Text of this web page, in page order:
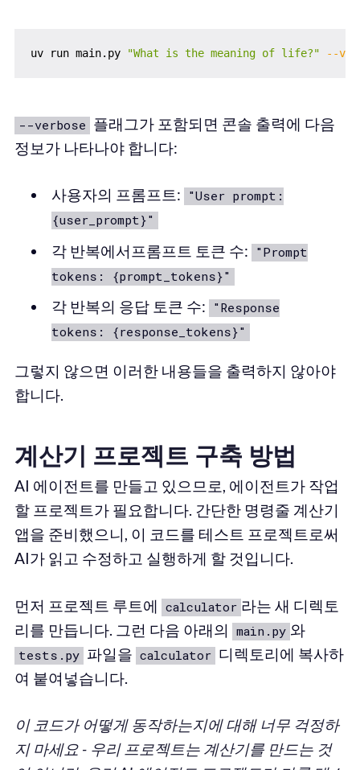
uv run main.py "What is the meaning of life?" --
--verbose 플래그가 포함되면 콘솔 출력에 다음
정보가 나타나야 합니다:
사용자의 프롬프트: "User prompt:
{user_prompt}"
각 반복에서프롬프트 토큰 수: "Prompt
tokens: {prompt_tokens}"
각 반복의 응답 토큰 수: "Response
tokens: {response_tokens}"
그렇지 않으면 이러한 내용들을 출력하지 않아야
합니다.
계산기 프로젝트 구축 방법
AI 에이전트를 만들고 있으므로, 에이전트가 작업
할 프로젝트가 필요합니다. 간단한 명령줄 계산기
앱을 준비했으니, 이 코드를 테스트 프로젝트로써
AI가 읽고 수정하고 실행하게 할 것입니다.
먼저 프로젝트 루트에 calculator 라는 새 디렉토
리를 만듭니다. 그런 다음 아래의 main.py 와
tests.py 파일을 calculator 디렉토리에 복사하
여 붙여넣습니다.
이 코드가 어떻게 동작하는지에 대해 너무 걱정하
지 마세요 - 우리 프로젝트는 계산기를 만드는 것